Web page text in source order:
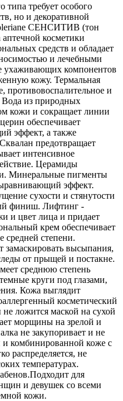
типа требует особого
но и декоративной
СЕНСИТИВ (тон
косметики
средств и обладает
и лечебными
ухаживающих компонентов
кожу. Термальная
противовоспалительное и
из природных
кожи и сокращает линии
обеспечивает
эффект, а также
предотвращает
интенсивное
Церамиды
Минеральные пигменты
эффект.
сухости и стянутости
финиш. Лифтинг -
и цвет лица и придает
крем обеспечивает
средней степени.
замаскировать высыпания,
от прыщей и постакне.
среднюю степень
круги под глазами,
Кожа выглядит
косметический
ложится маской на сухой
морщины на зрелой и
не закупоривает и не
комбинированной коже с
распределяется, не
температурах.
для
и девушек со всеми
кожи.